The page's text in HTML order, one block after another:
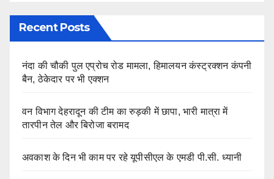
Recent Posts
नंदा की चौकी पुल एप्रोच रोड मामला, हिमालयन कंस्ट्रक्शन कंपनी
बैन, ठेकेदार पर भी एक्शन
वन विभाग देहरादून की टीम का रुड़की में छापा, भारी मात्रा में
तारपीन तेल और बिरोजा बरामद
अवकाश के दिन भी काम पर रहे यूपीसीएल के एमडी पी.सी. ध्यानी